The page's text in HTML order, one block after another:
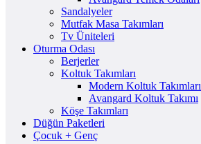
Sandalyeler
Mutfak Masa Takımları
Tv Üniteleri
Oturma Odası
Berjerler
Koltuk Takımları
Modern Koltuk Takımları
Avangard Koltuk Takımı
Köşe Takımları
Düğün Paketleri
Çocuk + Genç